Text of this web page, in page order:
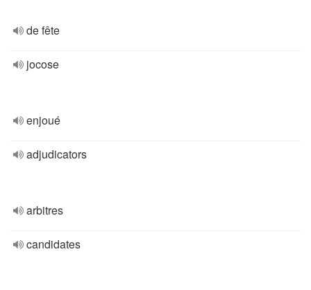
de fête
jocose
enjoué
adjudicators
arbitres
candidates